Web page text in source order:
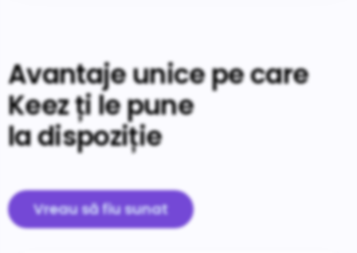
Avantaje unice pe care
Keez ți le pune
la dispoziție
Vreau să fiu sunat